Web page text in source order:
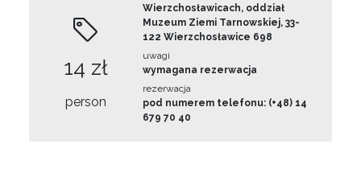
14 zł
person
Wierzchosławicach, oddział
Muzeum Ziemi Tarnowskiej, 33-
122 Wierzchosławice 698
uwagi
wymagana rezerwacja
rezerwacja
pod numerem telefonu: (+48) 14
679 70 40